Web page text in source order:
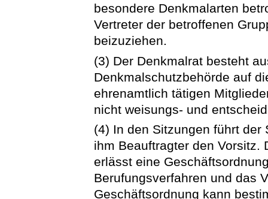
besondere Denkmalarten
Vertreter der betroffenen
beizuziehen.
(3) Der Denkmalrat besteht
Denkmalschutzbehörde auf
ehrenamtlich tätigen
nicht weisungs- und
(4) In den Sitzungen führt
ihm Beauftragter den Vorsitz.
erlässt eine
Berufungsverfahren und das
Geschäftsordnung kann